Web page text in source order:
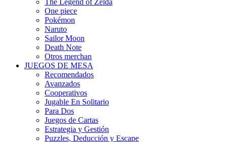
One piece
Pokémon
Naruto
Sailor Moon
Death Note
Otros merchan
JUEGOS DE MESA
Recomendados
Avanzados
Cooperativos
Jugable En Solitario
Para Dos
Juegos de Cartas
Estrategia y Gestión
Puzzles, Deducción y Escape